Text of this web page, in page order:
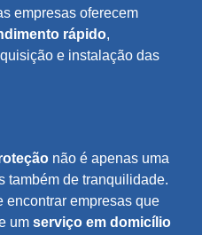
empresas oferecem
rápido,
e instalação das
não é apenas uma
também de tranquilidade.
encontrar empresas que
um serviço em domicílio